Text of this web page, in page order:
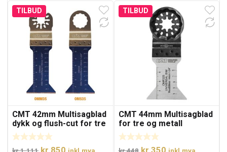
TILBUD
CMT 42mm Multisagblad
dykk og flush-cut for tre
og spiker
TILBUD
CMT 44mm Multisagblad
for tre og metall